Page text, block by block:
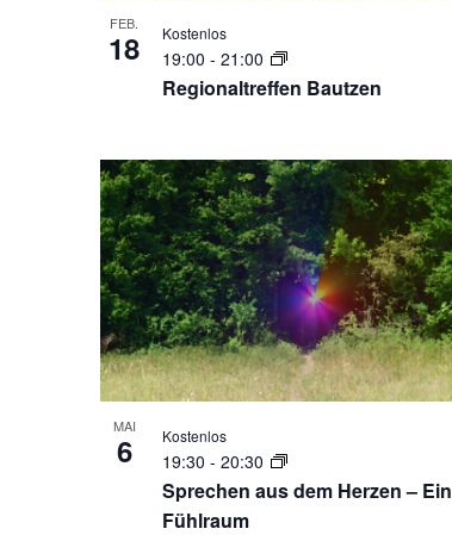
FEB.
18
Regionaltreffen Bautzen
19:00 - 21:00
Kostenlos
MAI
6
Sprechen aus dem Herzen – Ein
Fühlraum
19:30 - 20:30
Kostenlos